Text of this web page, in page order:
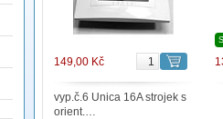
149,00 Kč
vyp.č.6 Unica 16A strojek s
orient.…